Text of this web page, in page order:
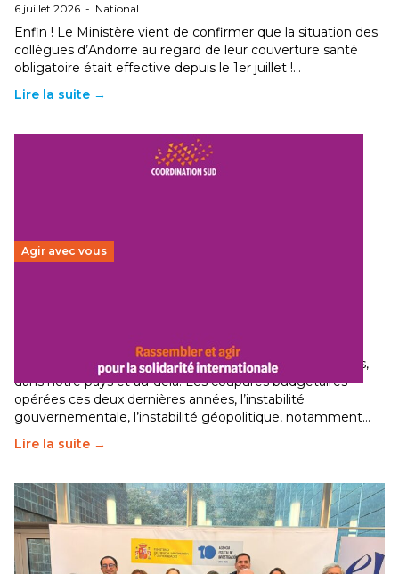
6 juillet 2026 - National
Enfin ! Le Ministère vient de confirmer que la situation des
collègues d’Andorre au regard de leur couverture santé
obligatoire était effective depuis le 1er juillet !…
Lire la suite →
Agir avec vous
Le secteur humanitaire connaît des difficultés profondes,
dans notre pays et au-delà. Les coupures budgétaires
opérées ces deux dernières années, l’instabilité
gouvernementale, l’instabilité géopolitique, notamment…
Lire la suite →